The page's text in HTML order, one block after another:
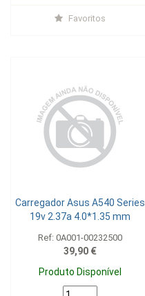
Favoritos
Carregador Asus A540 Series
19v 2.37a 4.0*1.35 mm
Ref: 0A001-00232500
39,90 €
Produto Disponível